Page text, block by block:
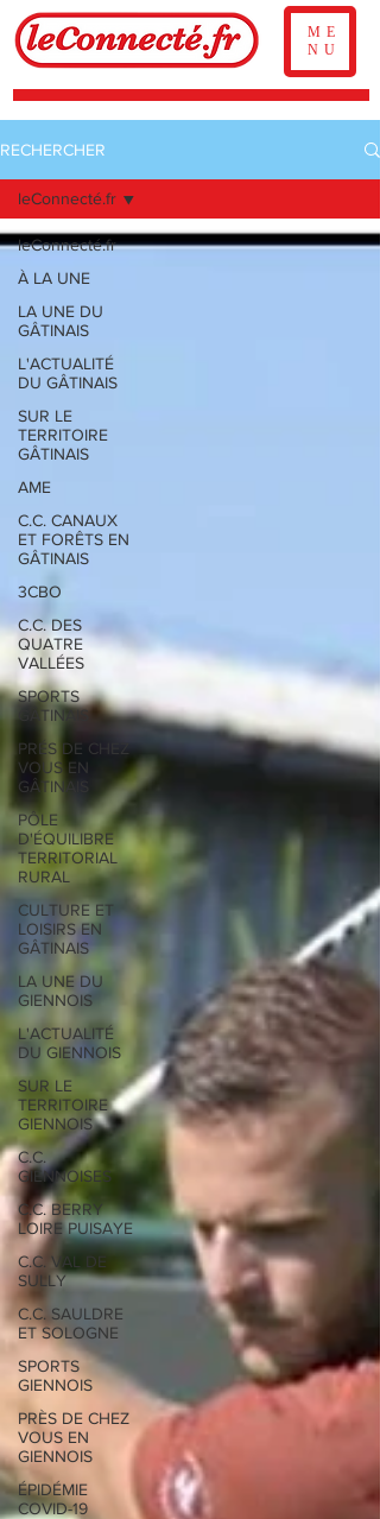
ME
NU
RECHERCHER
leConnecté.fr
À LA UNE
LA UNE DU
GÂTINAIS
L'ACTUALITÉ
DU GÂTINAIS
SUR LE
TERRITOIRE
GÂTINAIS
AME
C.C. CANAUX
ET FORÊTS EN
GÂTINAIS
3CBO
C.C. DES
QUATRE
VALLÉES
SPORTS
GÂTINAIS
PRÉS DE CHEZ
VOUS EN
GÂTINAIS
PÔLE
D'ÉQUILIBRE
TERRITORIAL
RURAL
CULTURE ET
LOISIRS EN
GÂTINAIS
LA UNE DU
GIENNOIS
L'ACTUALITÉ
DU GIENNOIS
SUR LE
TERRITOIRE
GIENNOIS
C.C.
GIENNOISES
C.C. BERRY
LOIRE PUISAYE
C.C. VAL DE
SULLY
C.C. SAULDRE
ET SOLOGNE
SPORTS
GIENNOIS
PRÈS DE CHEZ
VOUS EN
GIENNOIS
ÉPIDÉMIE
COVID-19
leConnecté.fr